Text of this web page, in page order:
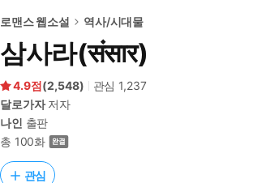
로맨스 웹소설 역사/시대물
삼사라(संसार)
4.9 (2,548) 관심 1,237
달로가자저자
나인 출판
총 100화
관심